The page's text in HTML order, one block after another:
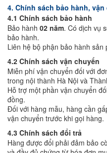
4. Chính sách bảo hành,
4.1 Chính sách bảo hành
Bảo hành 02 năm. Có dịch vụ
bảo hành.
Liên hệ bộ phận bảo hành sản
4.2 Chính sách vận chuyển
Miễn phí vận chuyển đối với
trong nội thành Hà Nội và
Hỗ trợ một phần vận chuyển
đồng.
Đối với hàng mẫu, hàng cần
vận chuyển trước khi gọi hàng.
4.3 Chính sách đổi trả
Hàng được đổi phải đảm bảo